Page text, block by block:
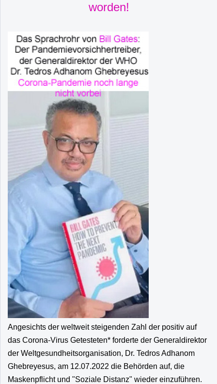
worden!
Angesichts der weltweit steigenden Zahl der positiv auf
das Corona-Virus Getesteten* forderte der Generaldirektor
der Weltgesundheitsorganisation, Dr. Tedros Adhanom
Ghebreyesus, am 12.07.2022 die Behörden auf, die
Maskenpflicht und "Soziale Distanz" wieder einzuführen.